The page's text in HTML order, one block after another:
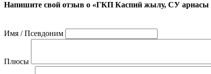
Напишите свой отзыв о «ГКП Каспий жылу, СУ арнасы
Имя / Псевдоним
Плюсы